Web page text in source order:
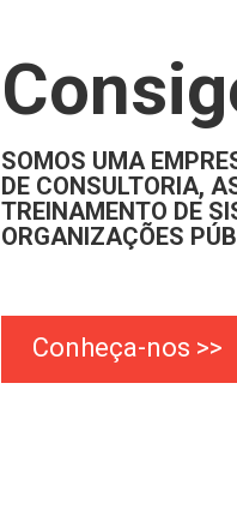
SOMOS UMA
DE CONSULTORIA,
TREINAMENTO DE
ORGANIZAÇÕES
Conheça-nos >>